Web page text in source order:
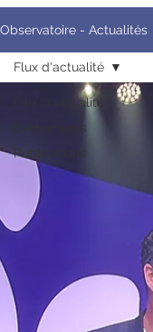
Observatoire - Actualités
Flux d'actualité
Évènements
Publications
Flux d'actualité